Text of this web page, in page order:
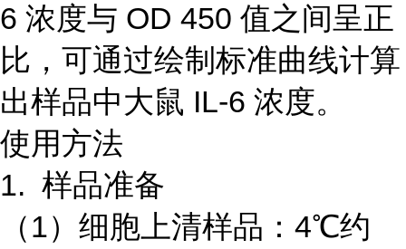
6 浓度与 OD 450 值之间呈正
比，可通过绘制标准曲线计算
出样品中大鼠 IL-6 浓度。
使用方法
1. 样品准备
（1）细胞上清样品：4℃约